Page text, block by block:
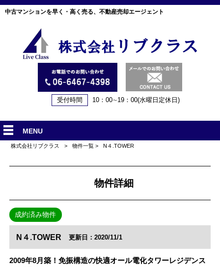
中古マンションを早く・高く売る、不動産売却エージェント
受付時間 10：00∼19：00(水曜日定休日)
MENU
株式会社リブクラス > 物件一覧 > N４.TOWER
物件詳細
成約済み物件
N４.TOWER 更新日：2020/11/1
2009年8月築！免振構造の快適オール電化タワーレジデンス